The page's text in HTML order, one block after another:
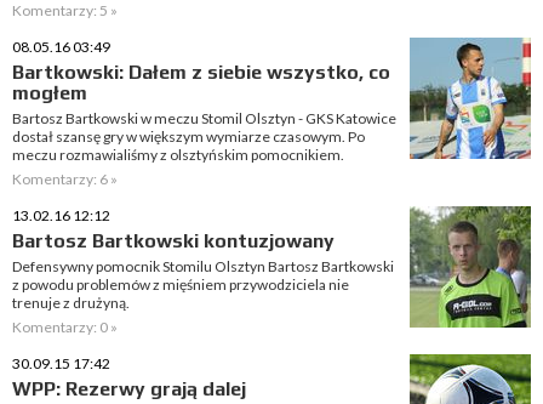
Komentarzy: 5 »
08.05.16 03:49
Bartkowski: Dałem z siebie wszystko, co
mogłem
Bartosz Bartkowski w meczu Stomil Olsztyn - GKS Katowice
dostał szansę gry w większym wymiarze czasowym. Po
meczu rozmawialiśmy z olsztyńskim pomocnikiem.
Komentarzy: 6 »
13.02.16 12:12
Bartosz Bartkowski kontuzjowany
Defensywny pomocnik Stomilu Olsztyn Bartosz Bartkowski
z powodu problemów z mięśniem przywodziciela nie
trenuje z drużyną.
Komentarzy: 0 »
30.09.15 17:42
WPP: Rezerwy grają dalej